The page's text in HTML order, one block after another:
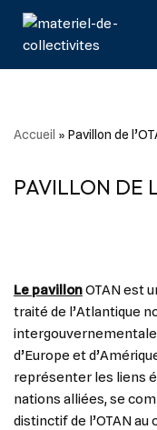
Aller
au
Accueil » Pavillon de
PAVILLON DE
Le pavillonOTAN est
traité de l’Atlantique
d’Europe et
représenter les liens
nations alliées, se
distinctif de l’OTAN au